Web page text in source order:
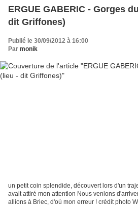
ERGUE GABERIC - Gorges du
dit Griffones)
Publié le 30/09/2012 à 16:00
Par monik
un petit coin splendide, découvert lors d'un
avait attiré mon attention Nous venions
allions à Briec, d'où mon erreur ! crédit photo